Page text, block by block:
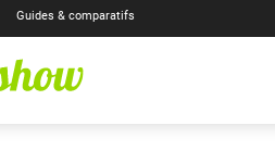
Guides & comparatifs